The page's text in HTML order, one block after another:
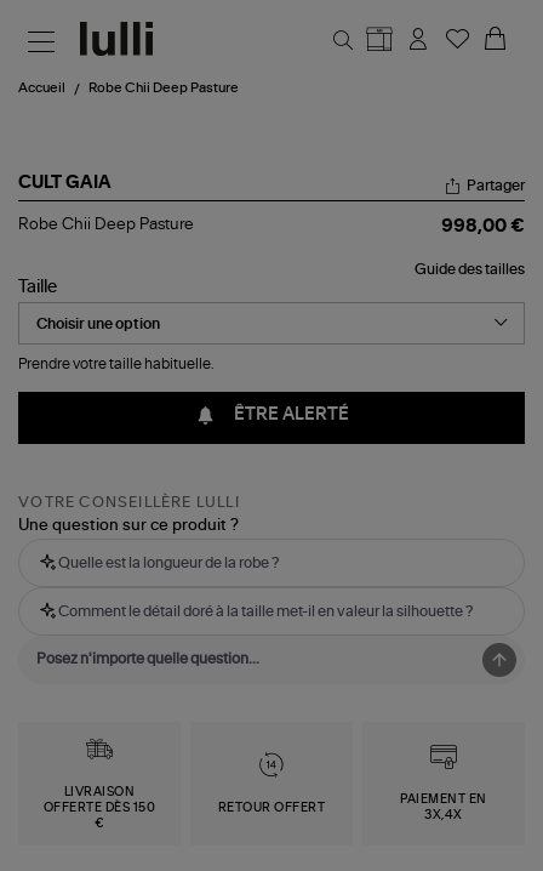
Accueil Robe Chii Deep Pasture
CULT GAIA
Robe
Pasture
Partager
Robe Chii Deep Pasture 998,00 €
Guide des tailles
Taille
Prendre votre taille habituelle.
ÊTRE ALERTÉ
VOTRE CONSEILLÈRE LULLI
Une question sur ce produit ?
Quelle est la longueur de la robe ?
Comment le détail doré à la taille met-il en valeur la silhouette ?
LIVRAISON
OFFERTE DÈS 150
€
RETOUR OFFERT
PAIEMENT EN
3X,4X